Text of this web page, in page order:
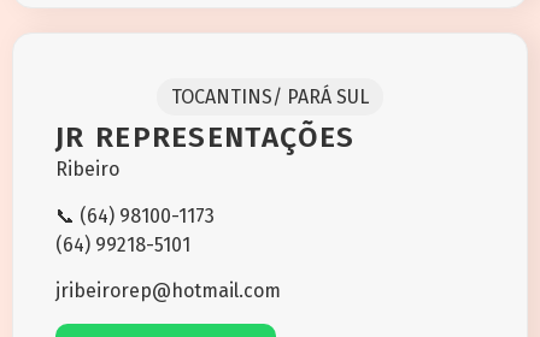
TOCANTINS/ PARÁ SUL
JR REPRESENTAÇÕES
Ribeiro
📞 (64) 98100-1173
(64) 99218-5101
jribeirorep@hotmail.com